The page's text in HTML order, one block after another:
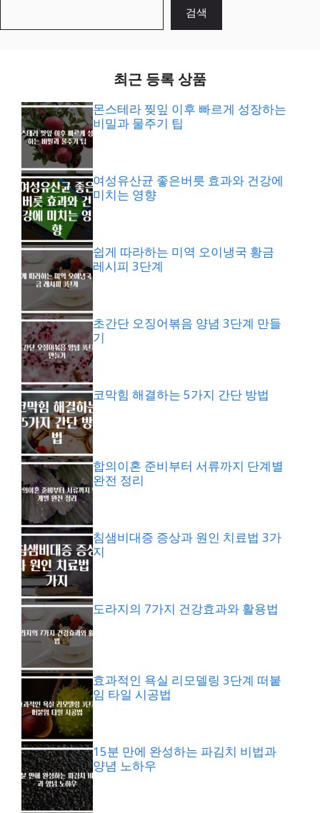
검색
최근 등록 상품
몬스테라 찢잎 이후 빠르게 성장하는
비밀과 물주기 팁
여성유산균 좋은버릇 효과와 건강에
미치는 영향
쉽게 따라하는 미역 오이냉국 황금
레시피 3단계
초간단 오징어볶음 양념 3단계 만들
기
코막힘 해결하는 5가지 간단 방법
합의이혼 준비부터 서류까지 단계별
완전 정리
침샘비대증 증상과 원인 치료법 3가
지
도라지의 7가지 건강효과와 활용법
효과적인 욕실 리모델링 3단계 떠붙
임 타일 시공법
15분 만에 완성하는 파김치 비법과
양념 노하우